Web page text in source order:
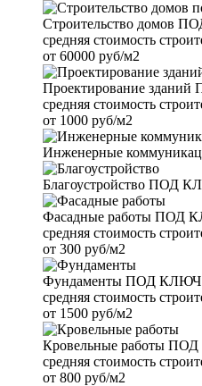
Строительство домов
средняя стоимость
от 60000 руб/м2
Проектирование зданий
средняя стоимость
от 1000 руб/м2
Инженерные
Благоустройство ПОД
Фасадные работы ПОД
средняя стоимость
от 300 руб/м2
Фундаменты ПОД КЛЮЧ
средняя стоимость
от 1500 руб/м2
Кровельные работы ПОД
средняя стоимость
от 800 руб/м2